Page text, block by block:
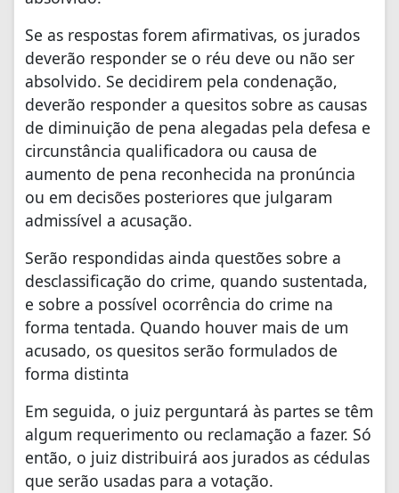
Se as respostas forem afirmativas, os jurados
deverão responder se o réu deve ou não ser
absolvido. Se decidirem pela condenação,
deverão responder a quesitos sobre as causas
de diminuição de pena alegadas pela defesa e
circunstância qualificadora ou causa de
aumento de pena reconhecida na pronúncia
ou em decisões posteriores que julgaram
admissível a acusação.
Serão respondidas ainda questões sobre a
desclassificação do crime, quando sustentada,
e sobre a possível ocorrência do crime na
forma tentada. Quando houver mais de um
acusado, os quesitos serão formulados de
forma distinta
Em seguida, o juiz perguntará às partes se têm
algum requerimento ou reclamação a fazer. Só
então, o juiz distribuirá aos jurados as cédulas
que serão usadas para a votação.